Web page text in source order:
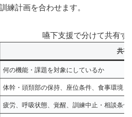
練計画を合わせます。
嚥下支援で分けて共有す
共有
何の機能・課題を対象にしているか
体幹・頭頚部の保持、座位条件、食事環境
疲労、呼吸状態、覚醒、訓練中止・相談条件